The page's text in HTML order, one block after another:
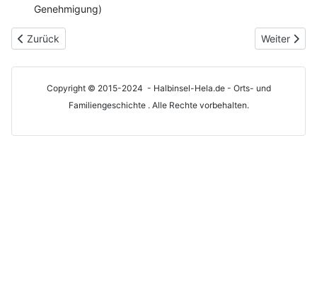
Genehmigung)
Vorheriger Beitrag: Hela-Chronik von 1960 (2021)
Zurück Nächster
Weiter
Copyright © 2015-2024 - Halbinsel-Hela.de - Orts- und
Familiengeschichte . Alle Rechte vorbehalten.